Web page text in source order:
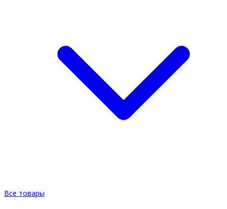
Все товары